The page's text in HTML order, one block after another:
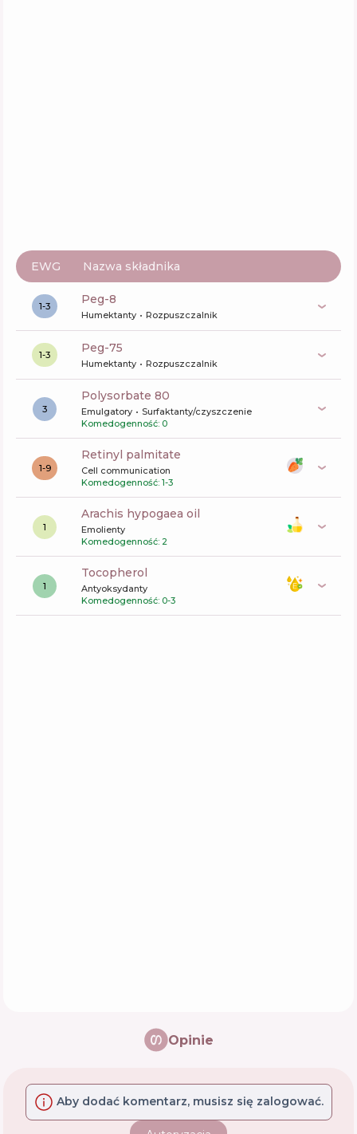
EWG Nazwa składnika
1-3 peg-8
Humektanty Rozpuszczalnik
1-3 peg-75
Humektanty Rozpuszczalnik
3
polysorbate 80
Emulgatory
Surfaktanty/czyszczenie
Komedogenność: 0
1-9
retinyl palmitate
Cell communication
Komedogenność: 1-3
1
arachis hypogaea oil
Emolienty
Komedogenność: 2
1
tocopherol
Antyoksydanty
Komedogenność: 0-3
Opinie
Aby dodać komentarz, musisz się zalogować.